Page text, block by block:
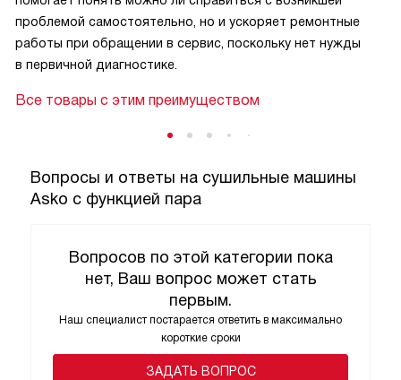
проблемой самостоятельно, но и ускоряет ремонтные
работы при обращении в сервис, поскольку нет нужды
в первичной диагностике.
Все товары с этим преимуществом
Вопросы и ответы на сушильные машины
Asko с функцией пара
Вопросов по этой категории пока
нет, Ваш вопрос может стать
первым.
Наш специалист постарается ответить в максимально
короткие сроки
ЗАДАТЬ ВОПРОС